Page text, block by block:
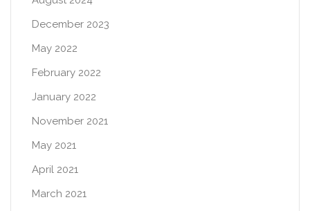
December 2023
May 2022
February 2022
January 2022
November 2021
May 2021
April 2021
March 2021